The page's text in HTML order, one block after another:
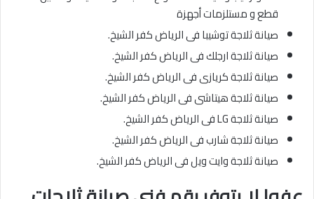
قطع و مستلزمات أجهزة
صيانة ثلاجة توشيبا فى الرياض كفر الشيخ.
صيانة ثلاجة ارجلك فى الرياض كفر الشيخ.
صيانة ثلاجة كريازى فى الرياض كفر الشيخ.
صيانة ثلاجة هيتاشى فى الرياض كفر الشيخ.
صيانة ثلاجة LG فى الرياض كفر الشيخ.
صيانة ثلاجة شارب فى الرياض كفر الشيخ.
صيانة ثلاجة وايت ويل فى الرياض كفر الشيخ.